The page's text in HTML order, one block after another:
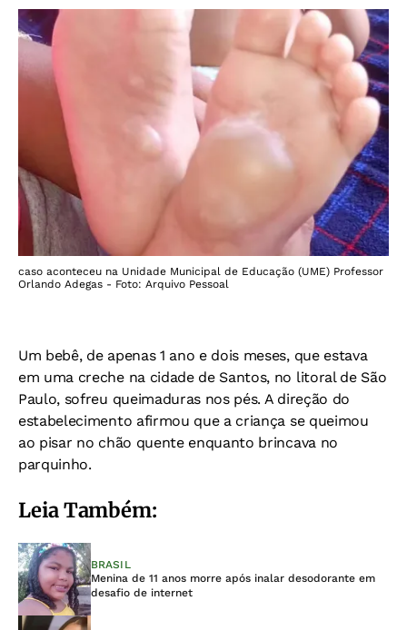
caso aconteceu na Unidade Municipal de Educação (UME) Professor
Orlando Adegas - Foto: Arquivo Pessoal
Um bebê, de apenas 1 ano e dois meses, que estava
em uma creche na cidade de Santos, no litoral de São
Paulo, sofreu queimaduras nos pés. A direção do
estabelecimento afirmou que a criança se queimou
ao pisar no chão quente enquanto brincava no
parquinho.
Leia Também:
BRASIL
Menina de 11 anos morre após inalar desodorante em
desafio de internet